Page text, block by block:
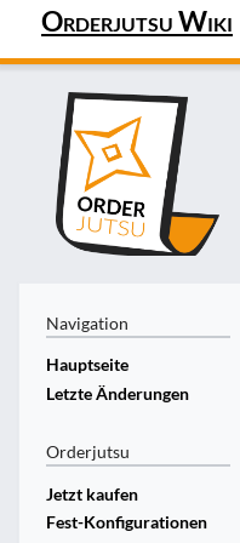
Orderjutsu Wiki
Navigation
Hauptseite
Letzte Änderungen
Orderjutsu
Jetzt kaufen
Fest-Konfigurationen